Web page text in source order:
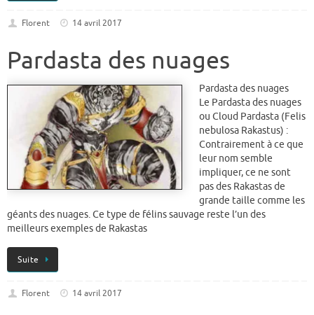
Florent 14 avril 2017
Pardasta des nuages
Pardasta des nuages
Le Pardasta des nuages
ou Cloud Pardasta (Felis
nebulosa Rakastus) :
Contrairement à ce que
leur nom semble
impliquer, ce ne sont
pas des Rakastas de
grande taille comme les
géants des nuages. Ce type de félins sauvage reste l’un des
meilleurs exemples de Rakastas
Suite
Florent 14 avril 2017